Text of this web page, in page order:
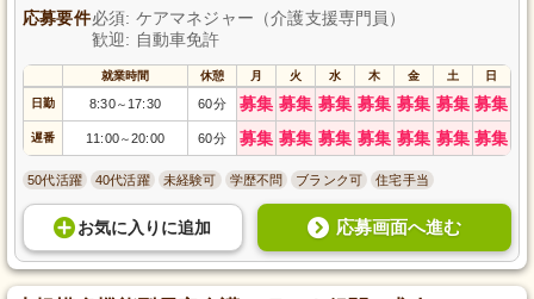
応募要件必須: ケアマネジャー（介護支援専門員）
歓迎: 自動車免許
就業時間 休憩 月 火 水 木 金 土 日
日勤 8:30～ 17:30 60分 募集 募集 募集 募集 募集 募集 募集
遅番 11:00～20:00 60分 募集 募集 募集 募集 募集 募集 募集
50代活躍 40代活躍 未経験可 学歴不問 ブランク可 住宅手当
お気に入り に追加 応募画面へ進む